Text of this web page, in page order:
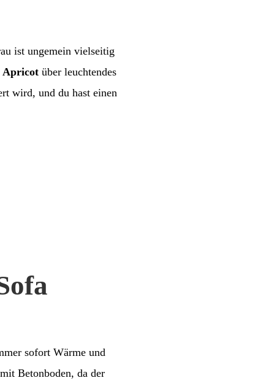
ist ungemein vielseitig
Apricot über leuchtendes
wird, und du hast einen
sofort Wärme und
Betonboden, da der